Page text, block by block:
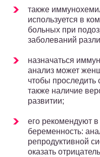
также
используется в
больных при
заболеваний
назначаться
анализ может
чтобы проследить
также наличие
развитии;
его рекомендуют в
беременность:
репродуктивной
оказать